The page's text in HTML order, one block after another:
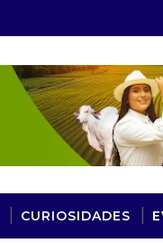
CURIOSIDADES